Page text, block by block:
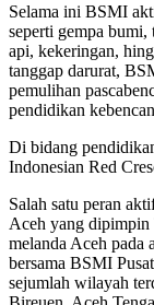
Selama ini BSMI
seperti gempa
api, kekeringan,
tanggap darurat,
pemulihan
pendidikan
Di bidang
Indonesian Red
Salah satu peran
Aceh yang
melanda Aceh
bersama BSMI
sejumlah wilayah